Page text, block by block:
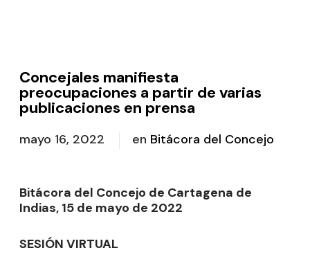
Concejales manifiesta
preocupaciones a partir de varias
publicaciones en prensa
mayo 16, 2022 en Bitácora del Concejo
Bitácora del Concejo de Cartagena de
Indias, 15 de mayo de 2022
SESIÓN VIRTUAL